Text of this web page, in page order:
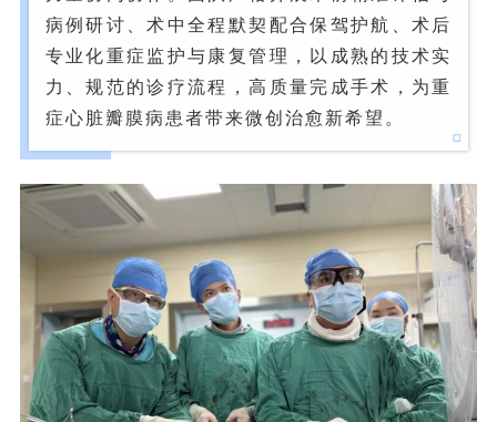
病例研讨、术中全程默契配合保驾护航、术后
专业化重症监护与康复管理，以成熟的技术实
力、规范的诊疗流程，高质量完成手术，为重
症心脏瓣膜病患者带来微创治愈新希望。